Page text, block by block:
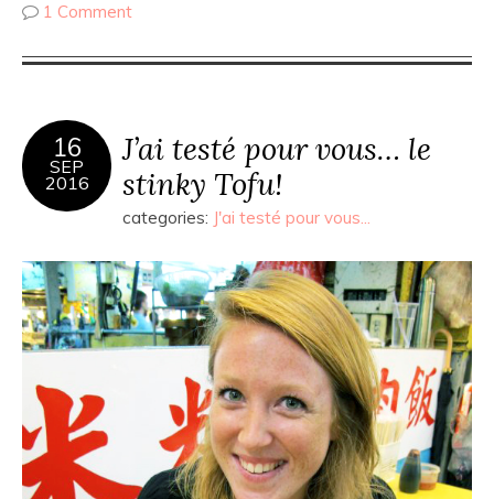
1 Comment
16
SEP
2016
J’ai testé pour vous… le
stinky Tofu!
categories: J'ai testé pour vous...